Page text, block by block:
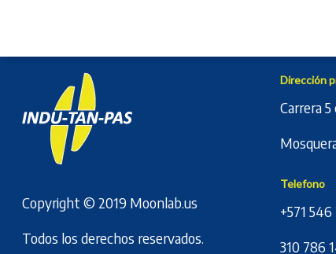
Copyright © 2019 Moonlab.us
Todos los derechos reservados.
Dirección
Carrera
Telefono
+571
310 786